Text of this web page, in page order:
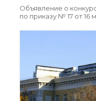
Объявление о
по приказу № 17 от 16